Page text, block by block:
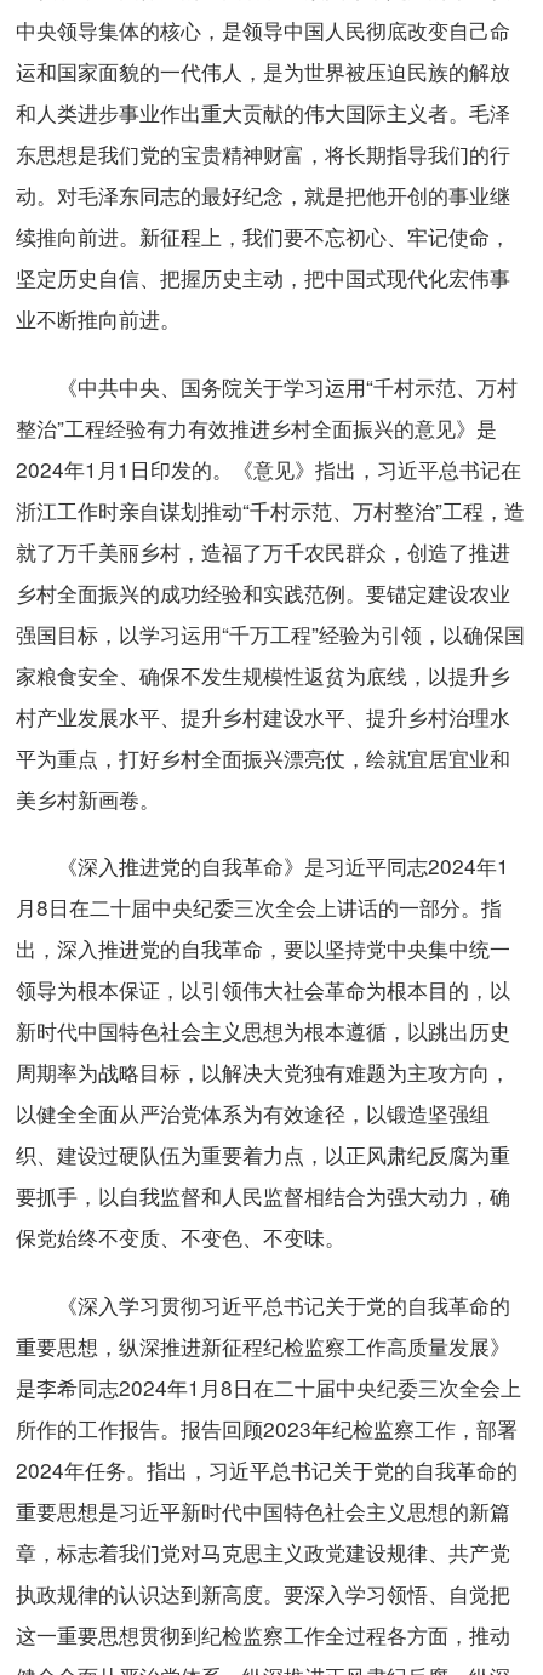
中央领导集体的核心，是领导中国人民彻底改变自己命
运和国家面貌的一代伟人，是为世界被压迫民族的解放
和人类进步事业作出重大贡献的伟大国际主义者。毛泽
东思想是我们党的宝贵精神财富，将长期指导我们的行
动。对毛泽东同志的最好纪念，就是把他开创的事业继
续推向前进。新征程上，我们要不忘初心、牢记使命，
坚定历史自信、把握历史主动，把中国式现代化宏伟事
业不断推向前进。
《中共中央、国务院关于学习运用“千村示范、万村
整治”工程经验有力有效推进乡村全面振兴的意见》是
2024年1月1日印发的。《意见》指出，习近平总书记在
浙江工作时亲自谋划推动“千村示范、万村整治”工程，造
就了万千美丽乡村，造福了万千农民群众，创造了推进
乡村全面振兴的成功经验和实践范例。要锚定建设农业
强国目标，以学习运用“千万工程”经验为引领，以确保国
家粮食安全、确保不发生规模性返贫为底线，以提升乡
村产业发展水平、提升乡村建设水平、提升乡村治理水
平为重点，打好乡村全面振兴漂亮仗，绘就宜居宜业和
美乡村新画卷。
《深入推进党的自我革命》是习近平同志2024年1
月8日在二十届中央纪委三次全会上讲话的一部分。指
出，深入推进党的自我革命，要以坚持党中央集中统一
领导为根本保证，以引领伟大社会革命为根本目的，以
新时代中国特色社会主义思想为根本遵循，以跳出历史
周期率为战略目标，以解决大党独有难题为主攻方向，
以健全全面从严治党体系为有效途径，以锻造坚强组
织、建设过硬队伍为重要着力点，以正风肃纪反腐为重
要抓手，以自我监督和人民监督相结合为强大动力，确
保党始终不变质、不变色、不变味。
《深入学习贯彻习近平总书记关于党的自我革命的
重要思想，纵深推进新征程纪检监察工作高质量发展》
是李希同志2024年1月8日在二十届中央纪委三次全会上
所作的工作报告。报告回顾2023年纪检监察工作，部署
2024年任务。指出，习近平总书记关于党的自我革命的
重要思想是习近平新时代中国特色社会主义思想的新篇
章，标志着我们党对马克思主义政党建设规律、共产党
执政规律的认识达到新高度。要深入学习领悟、自觉把
这一重要思想贯彻到纪检监察工作全过程各方面，推动